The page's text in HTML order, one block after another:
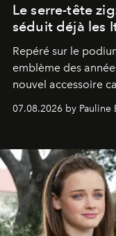
Le serre-tête
séduit déjà les
Repéré sur le
emblème des
nouvel accessoire
07.08.2026 by Pauline